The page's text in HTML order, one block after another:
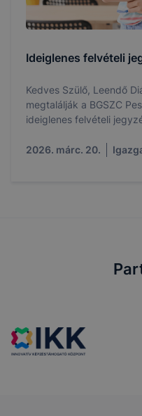
Ideiglenes felvételi
Kedves Szülő, Leendő Diákunk! Az
megtalálják a BGSZC
ideiglenes felvételi
2026. márc. 20.